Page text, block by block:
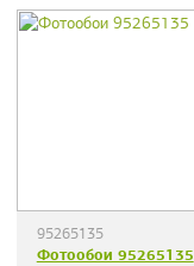
95265135
Фотообои 95265135